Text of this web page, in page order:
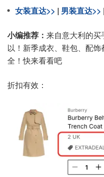
女装直达>> | 男装直达>> |
小编推荐： 来自意大利的
以！新季成衣、鞋包、配
全！快来看看吧
折扣有效：